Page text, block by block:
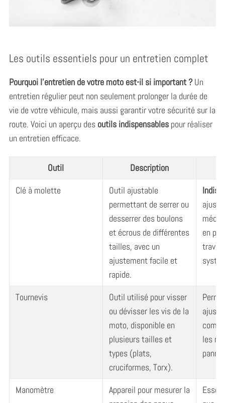
Les outils essentiels pour un entretien complet
Pourquoi l’entretien de votre moto est-il si important ?Un
entretien régulier peut non seulement prolonger la durée de
vie de votre véhicule, mais aussi garantir votre sécurité sur la
route. Voici un aperçu des outils indispensablespour réaliser
un entretien efficace.
Outil
Description
Clé à molette
Outil ajustable
permettant de serrer ou
desserrer des boulons
et écrous de différentes
tailles, avec un
ajustement facile et
rapide.
en
Tournevis
Outil utilisé pour visser
ou dévisser les vis de la
moto, disponible en
plusieurs tailles et
types (plats,
cruciformes, Torx).
les
Manomètre
Appareil pour mesurer la